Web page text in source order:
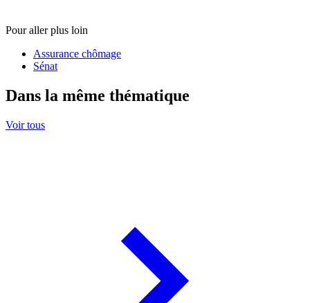
Pour aller plus loin
Assurance chômage
Sénat
Dans la même thématique
Voir tous